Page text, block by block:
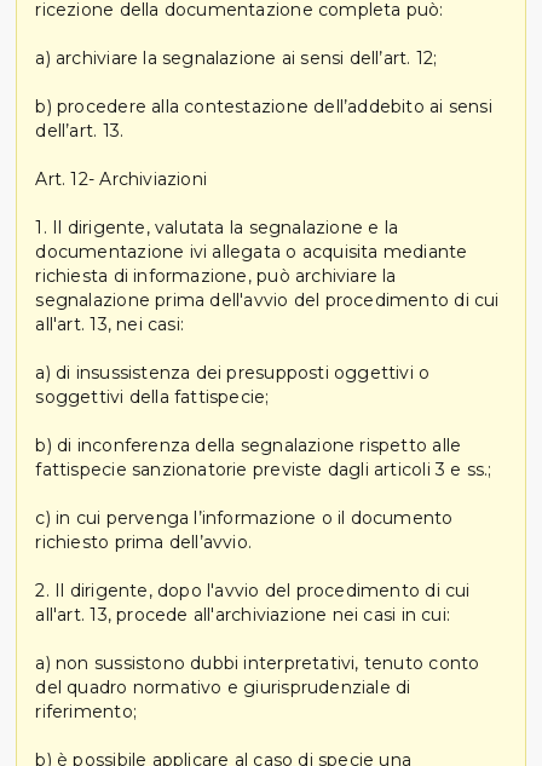
ricezione della documentazione completa può:
a) archiviare la segnalazione ai sensi dell’art. 12;
b) procedere alla contestazione dell’addebito ai sensi
dell’art. 13.
Art. 12- Archiviazioni
1. Il dirigente, valutata la segnalazione e la
documentazione ivi allegata o acquisita mediante
richiesta di informazione, può archiviare la
segnalazione prima dell'avvio del procedimento di cui
all'art. 13, nei casi:
a) di insussistenza dei presupposti oggettivi o
soggettivi della fattispecie;
b) di inconferenza della segnalazione rispetto alle
fattispecie sanzionatorie previste dagli articoli 3 e ss.;
c) in cui pervenga l’informazione o il documento
richiesto prima dell’avvio.
2. Il dirigente, dopo l'avvio del procedimento di cui
all'art. 13, procede all'archiviazione nei casi in cui:
a) non sussistono dubbi interpretativi, tenuto conto
del quadro normativo e giurisprudenziale di
riferimento;
b) è possibile applicare al caso di specie una